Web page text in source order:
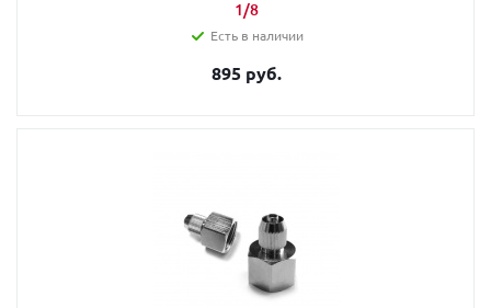
1/8
Есть в наличии
895 руб.